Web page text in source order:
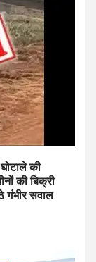
की
की बिक्री
गंभीर सवाल